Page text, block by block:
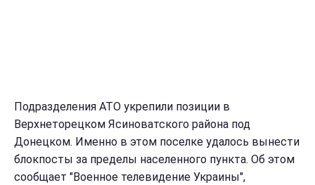
Подразделения АТО укрепили позиции в
Верхнеторецком Ясиноватского района под
Донецком. Именно в этом поселке удалось вынести
блокпосты за пределы населенного пункта. Об этом
сообщает "Военное телевидение Украины",